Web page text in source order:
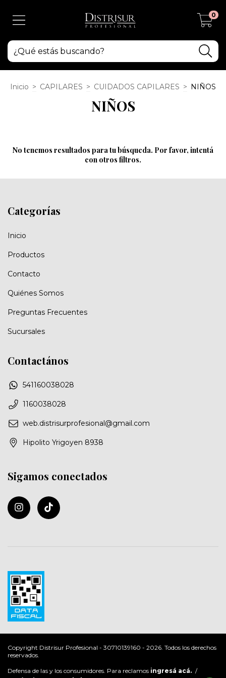
0
Inicio > CAPILARES > CUIDADOS CAPILARES > NIÑOS
NIÑOS
No tenemos resultados para tu búsqueda. Por favor, intentá
con otros filtros.
Categorías
Inicio
Productos
Contacto
Quiénes Somos
Preguntas Frecuentes
Sucursales
Contactános
541160038028
1160038028
web.distrisurprofesional@gmail.com
Hipolito Yrigoyen 8938
Sigamos conectados
Copyright Distrisur Profesional - 30710139160 - 2026. Todos los derechos
reservados.
Defensa de las y los consumidores. Para reclamos ingresá acá. /